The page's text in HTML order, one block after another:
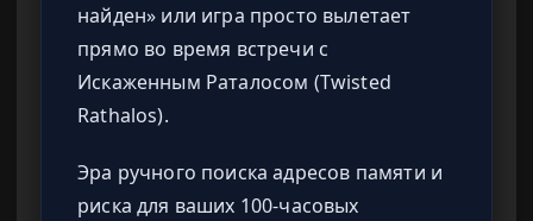
найден» или игра просто вылетает
прямо во время встречи с
Искаженным Раталосом (Twisted
Rathalos).
Эра ручного поиска адресов памяти и
риска для ваших 100-часовых